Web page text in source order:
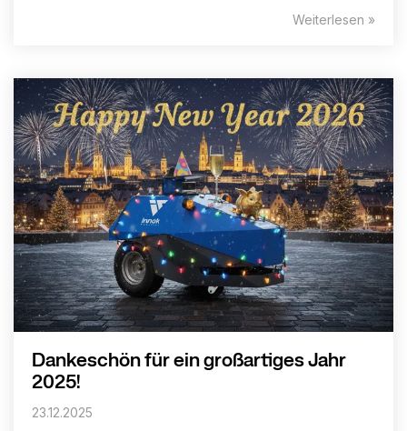
Weiterlesen »
Dankeschön für ein großartiges Jahr
2025!
23.12.2025